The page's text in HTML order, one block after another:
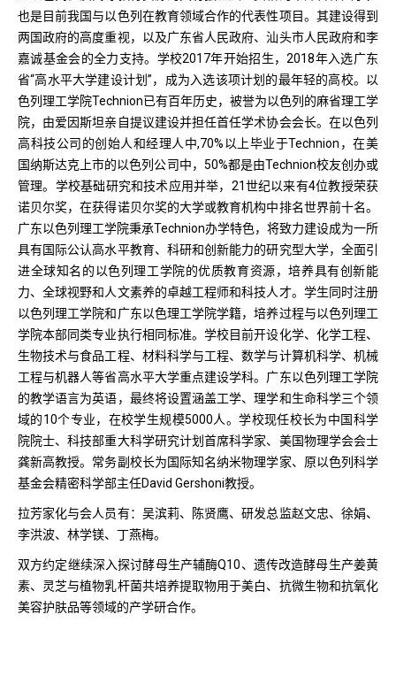
也是目前我国与以色列在教育领域合作的代表性项目。其建设得到
两国政府的高度重视，以及广东省人民政府、汕头市人民政府和李
嘉诚基金会的全力支持。学校2017年开始招生，2018年入选广东
省“高水平大学建设计划”，成为入选该项计划的最年轻的高校。以
色列理工学院Technion已有百年历史，被誉为以色列的麻省理工学
院，由爱因斯坦亲自提议建设并担任首任学术协会会长。在以色列
高科技公司的创始人和经理人中,70%以上毕业于Technion，在美
国纳斯达克上市的以色列公司中，50%都是由Technion校友创办或
管理。学校基础研究和技术应用并举，21世纪以来有4位教授荣获
诺贝尔奖，在获得诺贝尔奖的大学或教育机构中排名世界前十名。
广东以色列理工学院秉承Technion办学特色，将致力建设成为一所
具有国际公认高水平教育、科研和创新能力的研究型大学，全面引
进全球知名的以色列理工学院的优质教育资源，培养具有创新能
力、全球视野和人文素养的卓越工程师和科技人才。学生同时注册
以色列理工学院和广东以色理工学院学籍，培养过程与以色列理工
学院本部同类专业执行相同标准。学校目前开设化学、化学工程、
生物技术与食品工程、材料科学与工程、数学与计算机科学、机械
工程与机器人等省高水平大学重点建设学科。广东以色列理工学院
的教学语言为英语，最终将设置涵盖工学、理学和生命科学三个领
域的10个专业，在校学生规模5000人。学校现任校长为中国科学
院院士、科技部重大科学研究计划首席科学家、美国物理学会会士
龚新高教授。常务副校长为国际知名纳米物理学家、原以色列科学
基金会精密科学部主任David Gershoni教授。
拉芳家化与会人员有：吴滨莉、陈贤鹰、研发总监赵文忠、徐娟、
李洪波、林学镁、丁燕梅。
双方约定继续深入探讨酵母生产辅酶Q10、遗传改造酵母生产姜黄
素、灵芝与植物乳杆菌共培养提取物用于美白、抗微生物和抗氧化
美容护肤品等领域的产学研合作。